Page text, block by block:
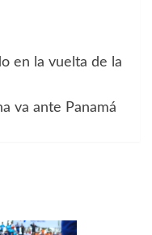
en la vuelta de la
va ante Panamá